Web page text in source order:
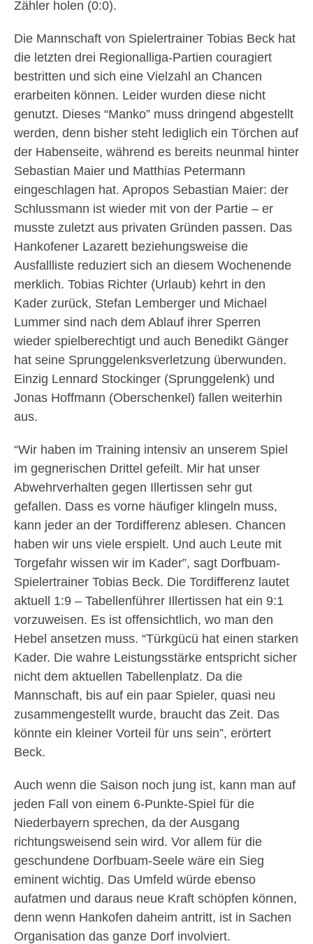
Zähler holen (0:0).
Die Mannschaft von Spielertrainer Tobias Beck hat
die letzten drei Regionalliga-Partien couragiert
bestritten und sich eine Vielzahl an Chancen
erarbeiten können. Leider wurden diese nicht
genutzt. Dieses “Manko” muss dringend abgestellt
werden, denn bisher steht lediglich ein Törchen auf
der Habenseite, während es bereits neunmal hinter
Sebastian Maier und Matthias Petermann
eingeschlagen hat. Apropos Sebastian Maier: der
Schlussmann ist wieder mit von der Partie – er
musste zuletzt aus privaten Gründen passen. Das
Hankofener Lazarett beziehungsweise die
Ausfallliste reduziert sich an diesem Wochenende
merklich. Tobias Richter (Urlaub) kehrt in den
Kader zurück, Stefan Lemberger und Michael
Lummer sind nach dem Ablauf ihrer Sperren
wieder spielberechtigt und auch Benedikt Gänger
hat seine Sprunggelenksverletzung überwunden.
Einzig Lennard Stockinger (Sprunggelenk) und
Jonas Hoffmann (Oberschenkel) fallen weiterhin
aus.
“Wir haben im Training intensiv an unserem Spiel
im gegnerischen Drittel gefeilt. Mir hat unser
Abwehrverhalten gegen Illertissen sehr gut
gefallen. Dass es vorne häufiger klingeln muss,
kann jeder an der Tordifferenz ablesen. Chancen
haben wir uns viele erspielt. Und auch Leute mit
Torgefahr wissen wir im Kader”, sagt Dorfbuam-
Spielertrainer Tobias Beck. Die Tordifferenz lautet
aktuell 1:9 – Tabellenführer Illertissen hat ein 9:1
vorzuweisen. Es ist offensichtlich, wo man den
Hebel ansetzen muss. “Türkgücü hat einen starken
Kader. Die wahre Leistungsstärke entspricht sicher
nicht dem aktuellen Tabellenplatz. Da die
Mannschaft, bis auf ein paar Spieler, quasi neu
zusammengestellt wurde, braucht das Zeit. Das
könnte ein kleiner Vorteil für uns sein”, erörtert
Beck.
Auch wenn die Saison noch jung ist, kann man auf
jeden Fall von einem 6-Punkte-Spiel für die
Niederbayern sprechen, da der Ausgang
richtungsweisend sein wird. Vor allem für die
geschundene Dorfbuam-Seele wäre ein Sieg
eminent wichtig. Das Umfeld würde ebenso
aufatmen und daraus neue Kraft schöpfen können,
denn wenn Hankofen daheim antritt, ist in Sachen
Organisation das ganze Dorf involviert.